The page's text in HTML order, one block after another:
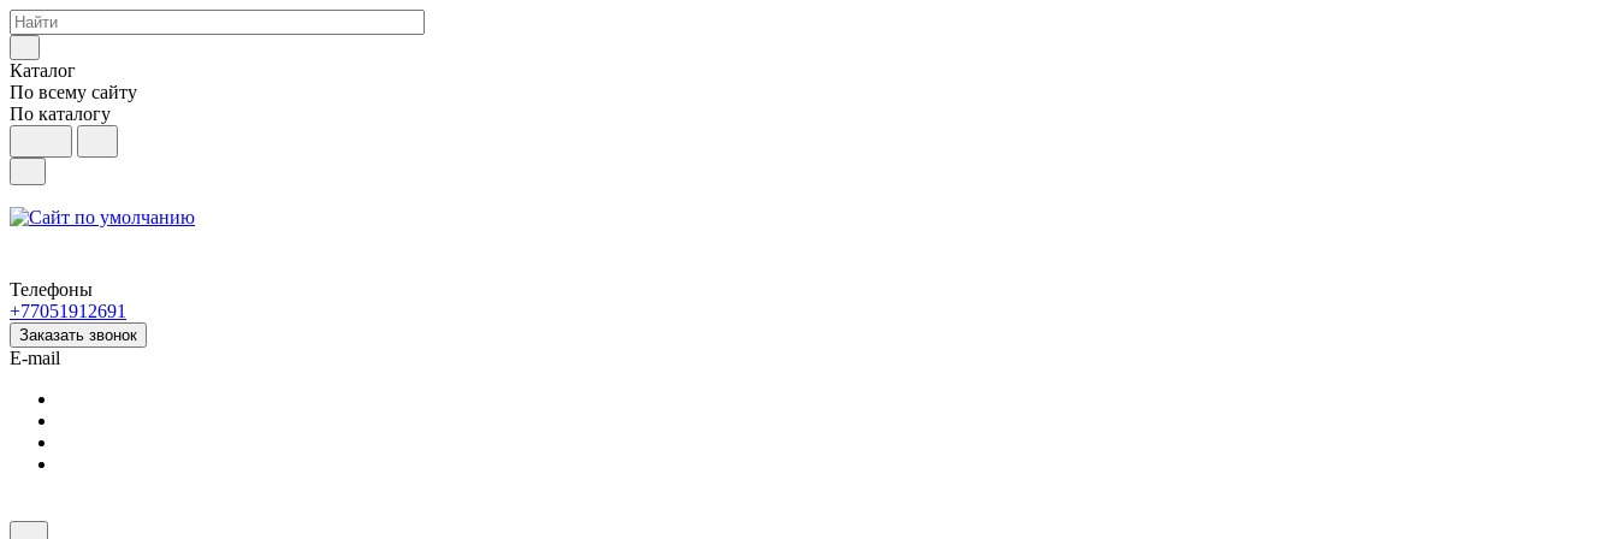
Каталог
По всему сайту
По каталогу
Телефоны
+77051912691
Заказать звонок
E-mail